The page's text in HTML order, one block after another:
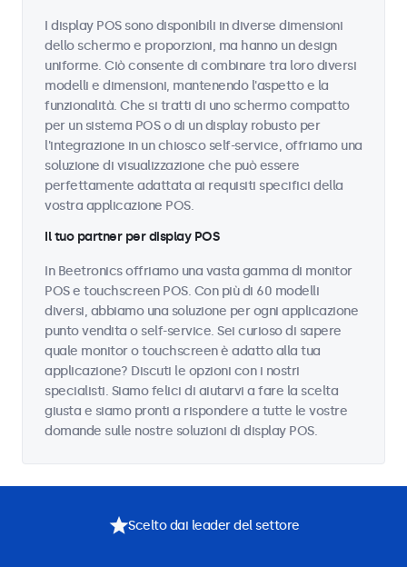
I display POS sono disponibili in diverse dimensioni
dello schermo e proporzioni, ma hanno un design
uniforme. Ciò consente di combinare tra loro diversi
modelli e dimensioni, mantenendo l'aspetto e la
funzionalità. Che si tratti di uno schermo compatto
per un sistema POS o di un display robusto per
l'integrazione in un chiosco self-service, offriamo una
soluzione di visualizzazione che può essere
perfettamente adattata ai requisiti specifici della
vostra applicazione POS.
Il tuo partner per display POS
In Beetronics offriamo una vasta gamma di monitor
POS e touchscreen POS. Con più di 60 modelli
diversi, abbiamo una soluzione per ogni applicazione
punto vendita o self-service. Sei curioso di sapere
quale monitor o touchscreen è adatto alla tua
applicazione? Discuti le opzioni con i nostri
specialisti. Siamo felici di aiutarvi a fare la scelta
giusta e siamo pronti a rispondere a tutte le vostre
domande sulle nostre soluzioni di display POS.
Scelto dai leader del settore